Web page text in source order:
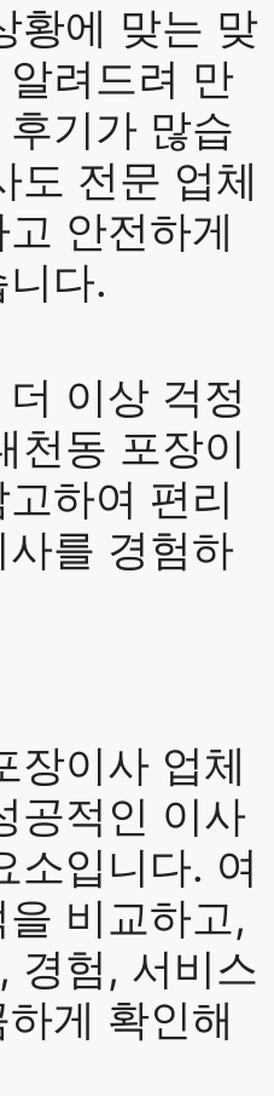
황에 맞는 맞
려드려 만
기가 많습
도 전문 업체
안전하게
다.
이상 걱정
천동 포장이
하여 편리
를 경험하
장이사 업체
공적인 이사
소입니다. 여
비교하고,
경험, 서비스
게 확인해